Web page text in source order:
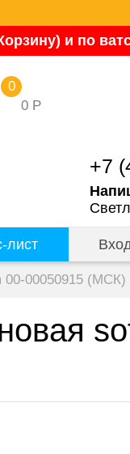
и по
0 Р
0
+7
лист
00-00050915 (МСК)